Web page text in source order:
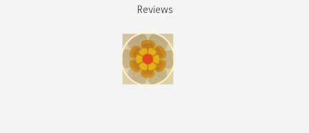
Reviews